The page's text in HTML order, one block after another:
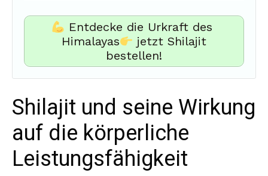
Entdecke die Urkraft des
Himalayas
jetzt Shilajit
bestellen!
Shilajit und seine Wirkung
auf die körperliche
Leistungsfähigkeit